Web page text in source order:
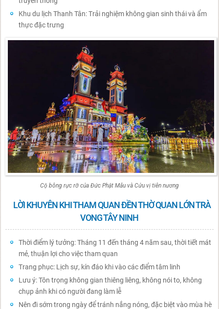
Khu du lịch Thanh Tân: Trải nghiệm không gian sinh thái và ẩm
thực đặc trưng
Cộ bông rực rỡ của Đức Phật Mẫu và Cửu vị tiên nương
LỜI KHUYÊN KHI THAM QUAN ĐỀN THỜ QUAN LỚN TRÀ
VONG TÂY NINH
Thời điểm lý tưởng: Tháng 11 đến tháng 4 năm sau, thời tiết mát
mẻ, thuận lợi cho việc tham quan
Trang phục: Lịch sự, kín đáo khi vào các điểm tâm linh
Lưu ý: Tôn trọng không gian thiêng liêng, không nói to, không
chụp ảnh khi có người đang làm lễ
Nên đi sớm trong ngày để tránh nắng nóng, đặc biệt vào mùa hè